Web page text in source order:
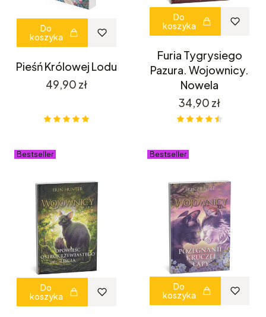
Do
koszyka
Pieśń Królowej Lodu
Cena
49,90 zł
Do
koszyka
Furia Tygrysiego
Pazura. Wojownicy.
Nowela
Cena
34,90 zł
Bestseller
Do
koszyka
Bestseller
Do
koszyka